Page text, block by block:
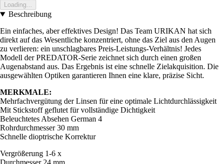
Loading...
Beschreibung
Ein einfaches, aber effektives Design! Das Team URIKAN hat sich
direkt auf das Wesentliche konzentriert, ohne das Ziel aus den Augen
zu verlieren: ein unschlagbares Preis-Leistungs-Verhältnis! Jedes
Modell der PREDATOR-Serie zeichnet sich durch einen großen
Augenabstand aus. Das Ergebnis ist eine schnelle Zielakquisition. Die
ausgewählten Optiken garantieren Ihnen eine klare, präzise Sicht.
MERKMALE:
Mehrfachvergütung der Linsen für eine optimale Lichtdurchlässigkeit
Mit Stickstoff geflutet für vollständige Dichtigkeit
Beleuchtetes Absehen German 4
Rohrdurchmesser 30 mm
Schnelle dioptrische Korrektur
Vergrößerung 1-6 x